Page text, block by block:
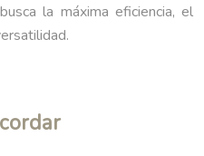
la máxima eficiencia, el